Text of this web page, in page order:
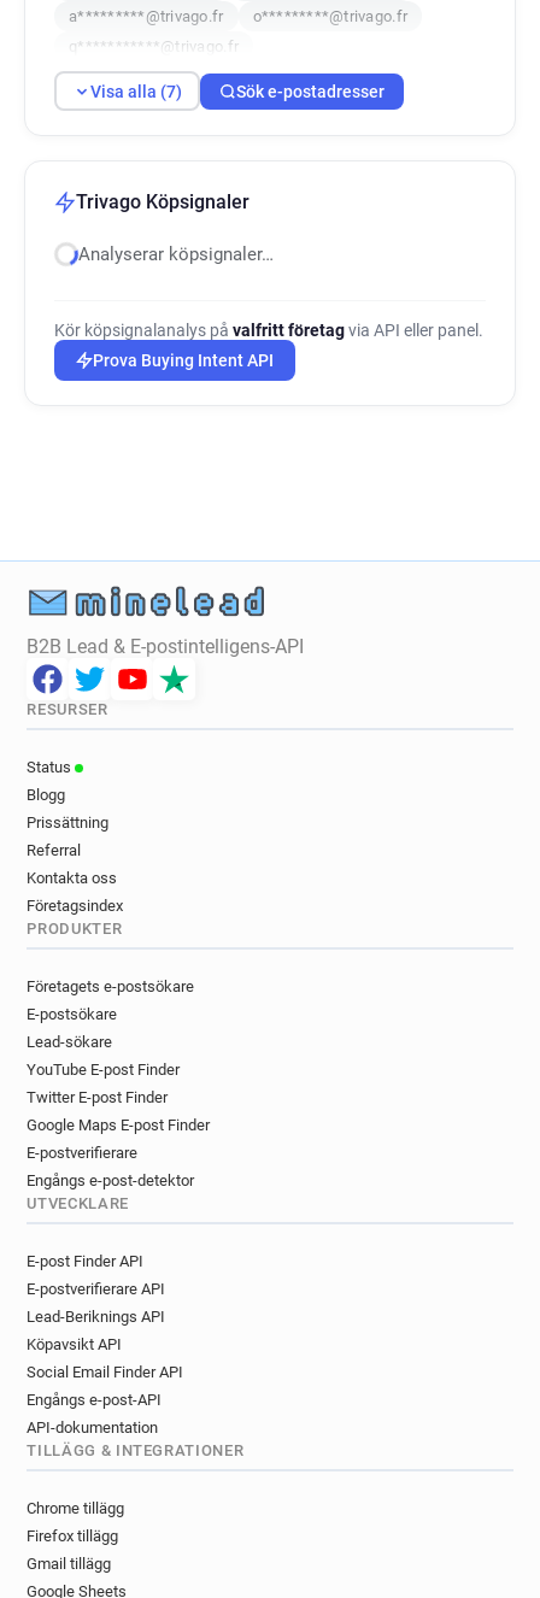
a*********@trivago.fr
o*********@trivago.fr
q***********@trivago.fr
Visa alla (7) Sök e-postadresser
Trivago Köpsignaler
Analyserar köpsignaler…
Kör köpsignalanalys på valfritt företagvia API eller panel.
Prova Buying Intent API
B2B Lead & E-postintelligens-API
RESURSER
Status
Blogg
Prissättning
Referral
Kontakta oss
Företagsindex
PRODUKTER
Företagets e-postsökare
E-postsökare
Lead-sökare
YouTube E-post Finder
Twitter E-post Finder
Google Maps E-post Finder
E-postverifierare
Engångs e-post-detektor
UTVECKLARE
E-post Finder API
E-postverifierare API
Lead-Beriknings API
Köpavsikt API
Social Email Finder API
Engångs e-post-API
API-dokumentation
TILLÄGG & INTEGRATIONER
Chrome tillägg
Firefox tillägg
Gmail tillägg
Google Sheets